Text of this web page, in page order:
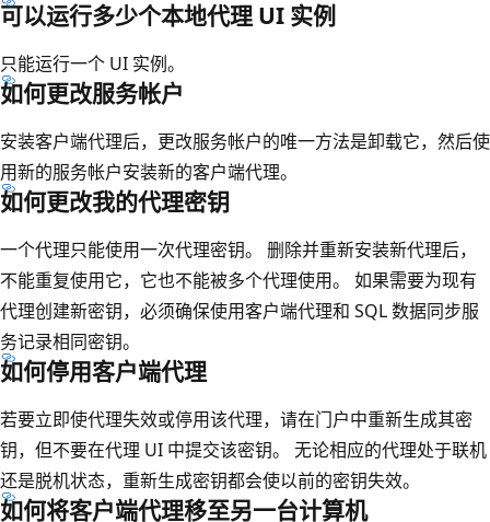
可以运行多少个本地代理 UI 实例
只能运行一个 UI 实例。
如何更改服务帐户
安装客户端代理后，更改服务帐户的唯一方法是卸载它，然后使
用新的服务帐户安装新的客户端代理。
如何更改我的代理密钥
一个代理只能使用一次代理密钥。 删除并重新安装新代理后，
不能重复使用它，它也不能被多个代理使用。 如果需要为现有
代理创建新密钥，必须确保使用客户端代理和 SQL 数据同步服
务记录相同密钥。
如何停用客户端代理
若要立即使代理失效或停用该代理，请在门户中重新生成其密
钥，但不要在代理 UI 中提交该密钥。 无论相应的代理处于联机
还是脱机状态，重新生成密钥都会使以前的密钥失效。
如何将客户端代理移至另一台计算机